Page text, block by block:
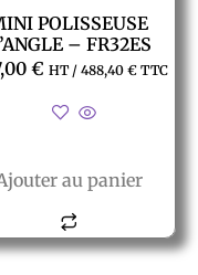
POLISSEUSE
– FR32ES
€ HT / 488,40 €TTC
au panier